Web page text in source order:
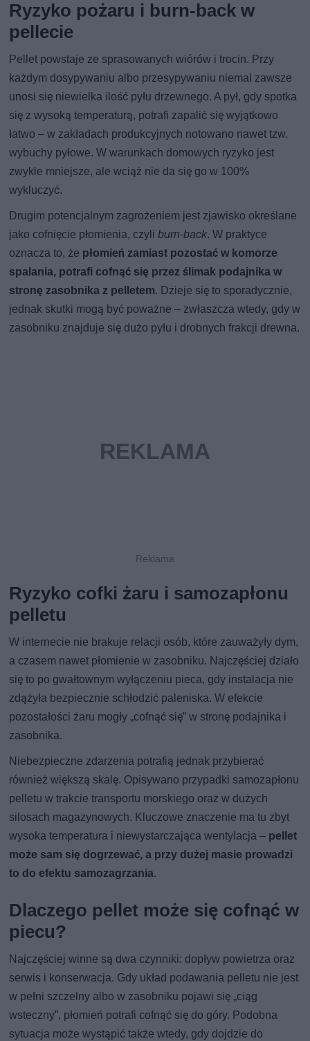
Ryzyko pożaru i burn-back w
pellecie
Pellet powstaje ze sprasowanych wiórów i trocin. Przy
każdym dosypywaniu albo przesypywaniu niemal zawsze
unosi się niewielka ilość pyłu drzewnego. A pył, gdy spotka
się z wysoką temperaturą, potrafi zapalić się wyjątkowo
łatwo – w zakładach produkcyjnych notowano nawet tzw.
wybuchy pyłowe. W warunkach domowych ryzyko jest
zwykle mniejsze, ale wciąż nie da się go w 100%
wykluczyć.
Drugim potencjalnym zagrożeniem jest zjawisko określane
jako cofnięcie płomienia, czyliburn-back. W praktyce
oznacza to, że płomień zamiast pozostać w komorze
spalania, potrafi cofnąć się przez ślimak podajnika w
stronę zasobnika z pelletem. Dzieje się to sporadycznie,
jednak skutki mogą być poważne – zwłaszcza wtedy, gdy w
zasobniku znajduje się dużo pyłu i drobnych frakcji drewna.
Ryzyko cofki żaru i samozapłonu
pelletu
W internecie nie brakuje relacji osób, które zauważyły dym,
a czasem nawet płomienie w zasobniku. Najczęściej działo
się to po gwałtownym wyłączeniu pieca, gdy instalacja nie
zdążyła bezpiecznie schłodzić paleniska. W efekcie
pozostałości żaru mogły „cofnąć się” w stronę podajnika i
zasobnika.
Niebezpieczne zdarzenia potrafią jednak przybierać
również większą skalę. Opisywano przypadki samozapłonu
pelletu w trakcie transportu morskiego oraz w dużych
silosach magazynowych. Kluczowe znaczenie ma tu zbyt
wysoka temperatura i niewystarczająca wentylacja – pellet
może sam się dogrzewać, a przy dużej masie prowadzi
to do efektu samozagrzania.
Dlaczego pellet może się cofnąć w
piecu?
Najczęściej winne są dwa czynniki: dopływ powietrza oraz
serwis i konserwacja. Gdy układ podawania pelletu nie jest
w pełni szczelny albo w zasobniku pojawi się „ciąg
wsteczny”, płomień potrafi cofnąć się do góry. Podobna
sytuacja może wystąpić także wtedy, gdy dojdzie do